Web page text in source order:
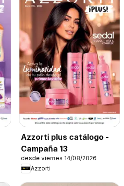
Azzorti plus catálogo -
Campaña 13
desde viernes 14/08/2026
Azzorti